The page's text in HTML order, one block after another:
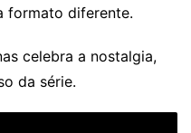
formato diferente.
celebra a nostalgia,
da série.